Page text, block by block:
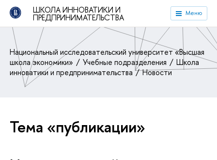
ШКОЛА ИННОВАТИКИ И
ПРЕДПРИНИМАТЕЛЬСТВА Меню
Национальный исследовательский университет «Высшая
школа экономики»
Учебные подразделения
Школа
инноватики и предпринимательства
Новости
Тема «публикации»